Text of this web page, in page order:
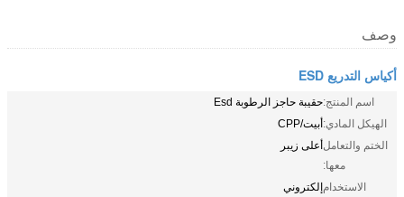
وصف
أكياس التدريع ESD
اسم المنتج:حقيبة حاجز الرطوبة Esd
الهيكل المادي:أبيت/CPP
الختم والتعامل
معها:
أعلى زيبر
الاستخدامإلكتروني